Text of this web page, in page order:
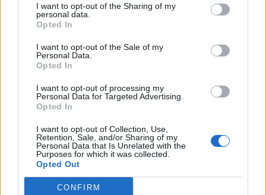
not limited to your visit or usage behaviour. You may click to
grant or deny consent to Google and its third-party tags to
use your data for below specified purposes in below Google
consent section.
I want to opt-out of the Sharing of my
personal data.
Opted In
I want to opt-out of the Sale of my
Personal Data.
Opted In
I want to opt-out of processing my
Personal Data for Targeted Advertising.
Opted In
I want to opt-out of Collection, Use,
Retention, Sale, and/or Sharing of my
Personal Data that Is Unrelated with the
Purposes for which it was collected.
Opted Out
Google consents
CONFIRM
A gyalogosoknak nem kell KRESZ-t tanulni, abból
be is tartják - már csak saját jól felfogott ...
Felemás fogadtatású forgalmi
felfordulások palotanegyedileg
Szerdán ismét egy forró lakossági fórumot élhettek
át a palotanegyediek, a téma ezúttal a forgalmi rend
felülvizsgálata volt. Azt már ...